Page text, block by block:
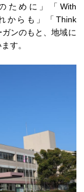
ために」「With
からも」「Think
ンのもと、地域に
す。